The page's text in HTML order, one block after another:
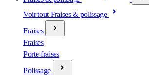
Voir tout Fraises & polissage
Fraises
Fraises
Porte-fraises
Polissage